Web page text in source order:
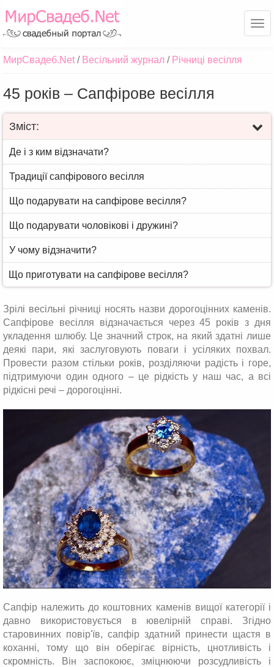
МирСвадеб.Net Весільний журнал Річниці весілля
45 років – Сапфірове весілля
Зміст:
Де і з ким відзначати?
Традиції сапфірового весілля
Що подарувати на сапфірове весілля?
Що подарувати чоловікові і дружині?
У чому відзначити?
Що приготувати на сапфірове весілля?
Зрілі весільні річниці носять назви дорогоцінних каменів.
Сапфірове весілля відзначається через 45 років з дня
укладення шлюбу. Це значний строк, на який здатні лише
деякі пари, які заслуговують поваги і усіляких похвал.
Провести разом стільки років, розділяючи радість і горе,
підтримуючи один одного – це рідкість у наш час, а всі
рідкісні речі – дорогоцінні.
Сапфір належить до коштовних каменів вищої категорії і
давно використовується в ювелірній справі. Згідно
старовинних повір'їв, сапфір здатний принести щастя в
коханні, тому що він оберігає вірність, цнотливість і
скромність. Він заспокоює, зміцнюючи розсудливість і